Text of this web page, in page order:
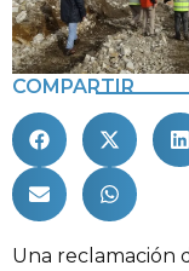
COMPARTIR
Una reclamación